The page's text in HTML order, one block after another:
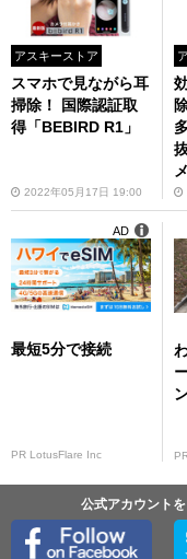
アスキーストア
スマホで見ながら耳
掃除！ 国際認証取
得「BEBIRD R1」
2022年05月17日 19:00
最短5分で接続
PR LotusFlare Inc
AD
公式アカウント